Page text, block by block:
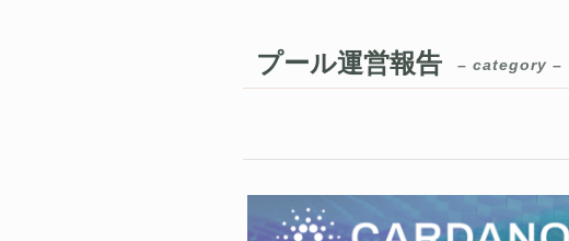
プール運営報告 – category –